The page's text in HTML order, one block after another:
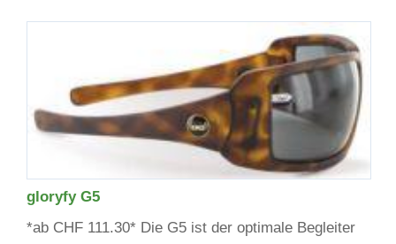
gloryfy G5
*ab CHF 111.30* Die G5 ist der optimale Begleiter